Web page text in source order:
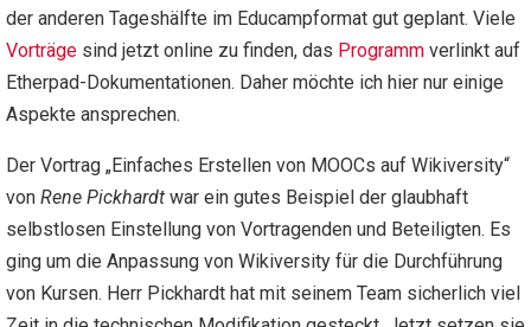
der anderen Tageshälfte im Educampformat gut geplant. Viele
Vorträge sind jetzt online zu finden, das Programm verlinkt auf
Etherpad-Dokumentationen. Daher möchte ich hier nur einige
Aspekte ansprechen.
Der Vortrag „Einfaches Erstellen von MOOCs auf Wikiversity“
von Rene Pickhardt war ein gutes Beispiel der glaubhaft
selbstlosen Einstellung von Vortragenden und Beteiligten. Es
ging um die Anpassung von Wikiversity für die Durchführung
von Kursen. Herr Pickhardt hat mit seinem Team sicherlich viel